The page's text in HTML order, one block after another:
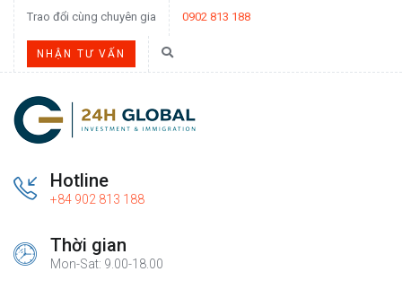
Trao đổi cùng chuyên gia 0902 813 188
NHẬN TƯ VẤN
Hotline
+84 902 813 188
Thời gian
Mon-Sat: 9.00-18.00